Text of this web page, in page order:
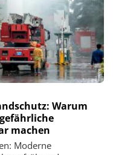
Warum
machen
Moderne